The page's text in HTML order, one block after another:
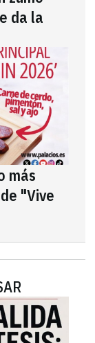
da la
más
"Vive